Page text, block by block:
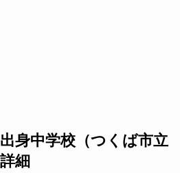
身中学校（つくば市立
細